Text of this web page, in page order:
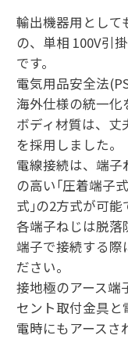
輸出機器用として
の、単相 100V引
です。
電気用品安全法
海外仕様の統一化
ボディ材質は、
を採用しました。
電線接続は、端
の高い｢圧着端子
式｣の2方式が可能
各端子ねじは脱落
端子で接続する際
ださい。
接地極のアース端
セント取付金具
電時にもアースさ